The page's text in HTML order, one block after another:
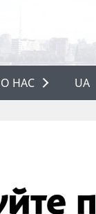
НАС
UA